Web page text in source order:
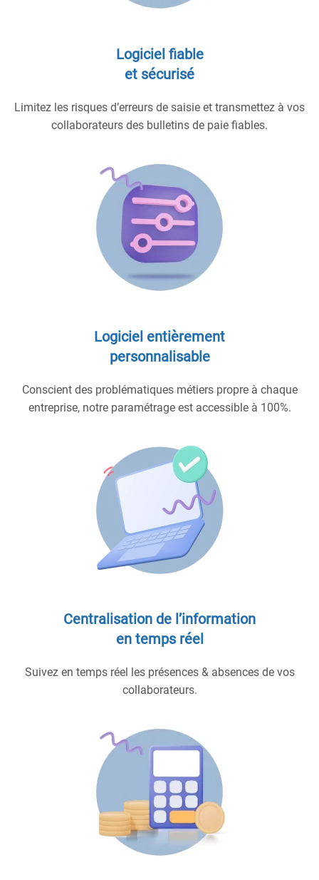
Logiciel fiable
et sécurisé
Limitez les risques d’erreurs de saisie et transmettez à vos
collaborateurs des bulletins de paie fiables.
Logiciel entièrement
personnalisable
Conscient des problématiques métiers propre à chaque
entreprise, notre paramétrage est accessible à 100%.
Centralisation de l’information
en temps réel
Suivez en temps réel les présences & absences de vos
collaborateurs.